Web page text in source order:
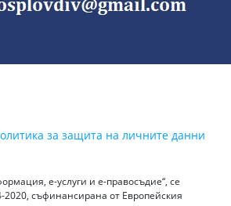
за защита на личните данни
е-услуги и е-правосъдие“, се
съфинансирана от Европейския